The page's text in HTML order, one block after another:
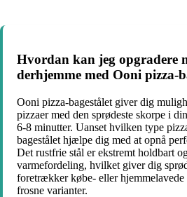
Hvordan kan jeg opgradere
derhjemme med Ooni pizza-
Ooni pizza-bagestålet giver dig
pizzaer med den sprødeste skorpe i
6-8 minutter. Uanset hvilken type
bagestålet hjælpe dig med at opnå
Det rustfrie stål er ekstremt holdbart
varmefordeling, hvilket giver dig
foretrækker købe- eller hjemmelavede
frosne varianter.